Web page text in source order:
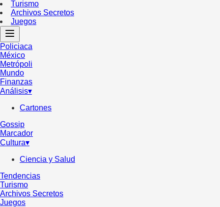
Turismo
Archivos Secretos
Juegos
Policiaca
México
Metrópoli
Mundo
Finanzas
Análisis▾
Cartones
Gossip
Marcador
Cultura▾
Ciencia y Salud
Tendencias
Turismo
Archivos Secretos
Juegos